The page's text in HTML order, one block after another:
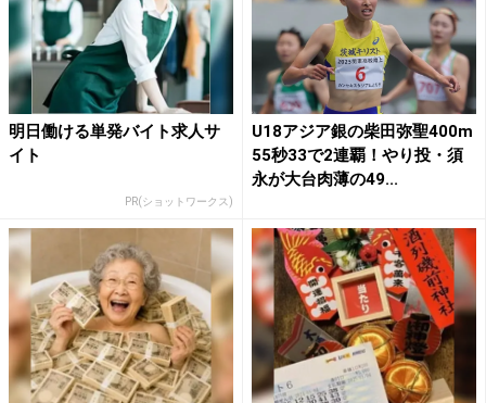
明日働ける単発バイト求人サ
イト
PR(ショットワークス)
U18アジア銀の柴田弥聖400m
55秒33で2連覇！やり投・須
永が大台肉薄の49...